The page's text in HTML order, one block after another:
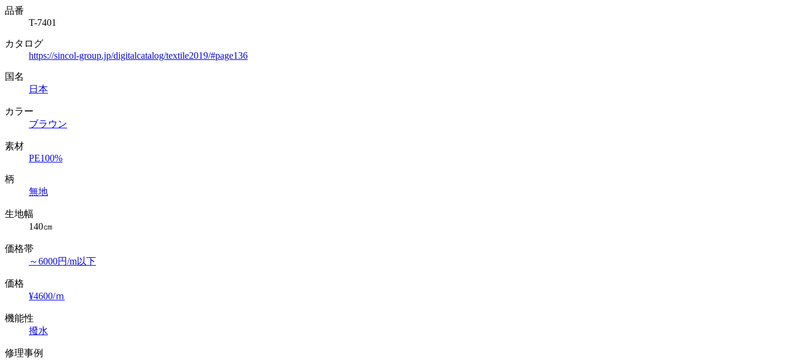
品番
T-7401
カタログ
https://sincol-group.jp/digitalcatalog/textile2019/#page136
国名
日本
カラー
ブラウン
素材
PE100%
柄
無地
生地幅
140㎝
価格帯
～6000円/m以下
価格
¥4600/ｍ
機能性
撥水
修理事例